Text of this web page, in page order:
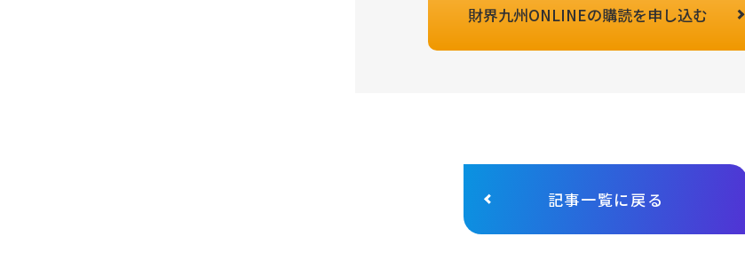
財界九州ONLINEの購読を申し込む
記事一覧に戻る